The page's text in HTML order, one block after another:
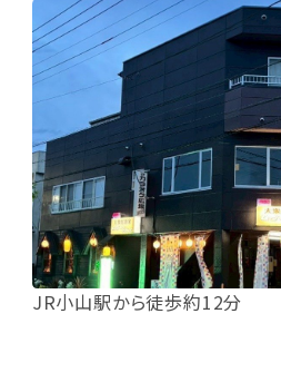
JR小山駅から徒歩約12分